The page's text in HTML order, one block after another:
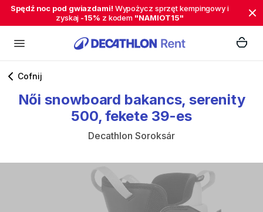
Spędź noc pod gwiazdami! Wypożycz sprzęt kempingowy i
zyskaj -15% z kodem "NAMIOT15"
Cofnij
Női snowboard bakancs​,​ serenity
500​,​ fekete 39-es
Decathlon Soroksár